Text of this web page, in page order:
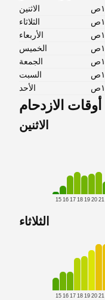
الاثنين
الثلاثاء
الأربعاء
الخميس
الجمعة
السبت
الأحد
أوقات الازدحام
الاثنين
15 16 17 18 19 20 21
الثلاثاء
15 16 17 18 19 20 21